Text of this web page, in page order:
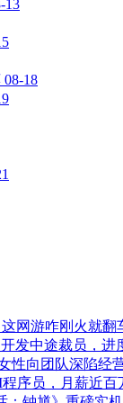
13
08-18
网游咋刚火就翻
发中途裁员，进
性向团队深陷经
序员，月薪近百